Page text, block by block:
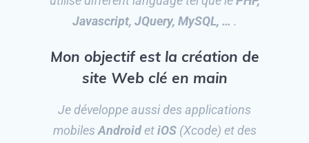
Javascript, JQuery, MySQL, … .
Mon objectif est la création de
site Web clé en main
Je développe aussi des applications
mobiles AndroidetiOS(Xcode) et des